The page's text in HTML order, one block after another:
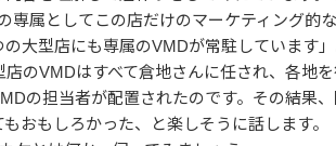
専属としてこの店だけのマーケティング的
大型店にも専属のVMDが常駐しています」
のVMDはすべて倉地さんに任され、各地
の担当者が配置されたのです。その結果
おもしろかった、と楽しそうに話します。